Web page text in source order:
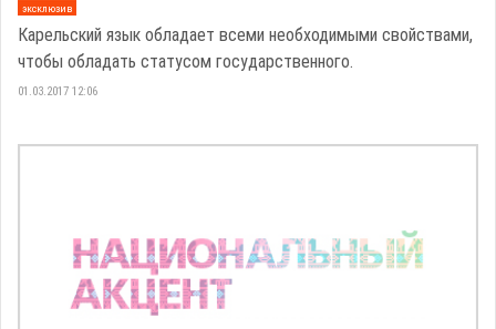
эксклюзив
Карельский язык обладает всеми необходимыми свойствами,
чтобы обладать статусом государственного.
01.03.2017 12:06